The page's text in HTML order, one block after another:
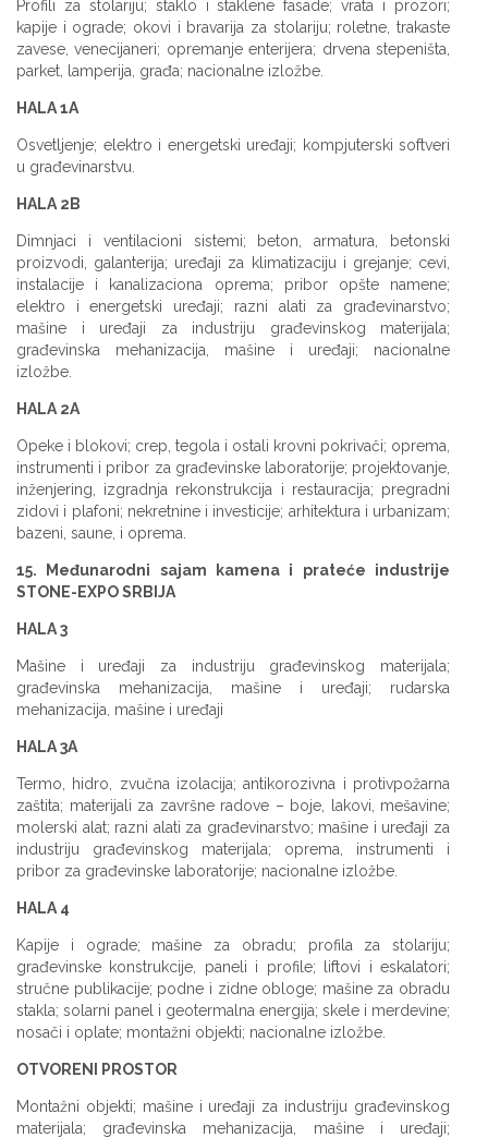
Profili za stolariju; staklo i staklene fasade; vrata i prozori;
kapije i ograde; okovi i bravarija za stolariju; roletne, trakaste
zavese, venecijaneri; opremanje enterijera; drvena stepeništa,
parket, lamperija, građa; nacionalne izložbe.
HALA 1A
Osvetljenje; elektro i energetski uređaji; kompjuterski softveri
u građevinarstvu.
HALA 2B
Dimnjaci i ventilacioni sistemi; beton, armatura, betonski
proizvodi, galanterija; uređaji za klimatizaciju i grejanje; cevi,
instalacije i kanalizaciona oprema; pribor opšte namene;
elektro i energetski uređaji; razni alati za građevinarstvo;
mašine i uređaji za industriju građevinskog materijala;
građevinska mehanizacija, mašine i uređaji; nacionalne
izložbe.
HALA 2A
Opeke i blokovi; crep, tegola i ostali krovni pokrivači; oprema,
instrumenti i pribor za građevinske laboratorije; projektovanje,
inženjering, izgradnja rekonstrukcija i restauracija; pregradni
zidovi i plafoni; nekretnine i investicije; arhitektura i urbanizam;
bazeni, saune, i oprema.
15. Međunarodni sajam kamena i prateće industrije
STONE-EXPO SRBIJA
HALA 3
Mašine i uređaji za industriju građevinskog materijala;
građevinska mehanizacija, mašine i uređaji; rudarska
mehanizacija, mašine i uređaji
HALA 3A
Termo, hidro, zvučna izolacija; antikorozivna i protivpožarna
zaštita; materijali za završne radove – boje, lakovi, mešavine;
molerski alat; razni alati za građevinarstvo; mašine i uređaji za
industriju građevinskog materijala; oprema, instrumenti i
pribor za građevinske laboratorije; nacionalne izložbe.
HALA 4
Kapije i ograde; mašine za obradu; profila za stolariju;
građevinske konstrukcije, paneli i profile; liftovi i eskalatori;
stručne publikacije; podne i zidne obloge; mašine za obradu
stakla; solarni panel i geotermalna energija; skele i merdevine;
nosači i oplate; montažni objekti; nacionalne izložbe.
OTVORENI PROSTOR
Montažni objekti; mašine i uređaji za industriju građevinskog
materijala; građevinska mehanizacija, mašine i uređaji;